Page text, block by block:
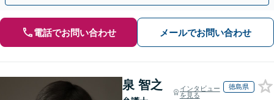
電話でお問い合わせ メールでお問い合わせ
泉 智之
インタビュー
を見る
徳島県